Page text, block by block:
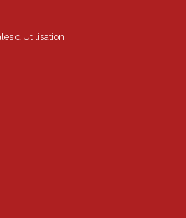
d’Utilisation